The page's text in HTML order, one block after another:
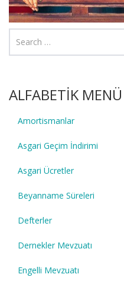
ALFABETİK MENÜ
Amortismanlar
Asgari Geçim İndirimi
Asgari Ücretler
Beyanname Süreleri
Defterler
Dernekler Mevzuatı
Engelli Mevzuatı